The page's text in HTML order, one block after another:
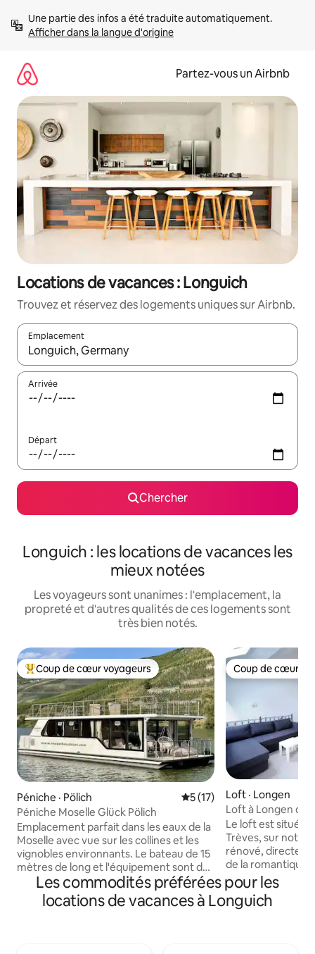
directement
Afficher dans la langue d'origine
Partez-vous un Airbnb
Locations de vacances : Longuich
Trouvez et réservez des logements uniques sur Airbnb.
Emplacement
Quand les résultats sont affichés, parcourez-les en utilisant
Arrivée
Départ
Chercher
Longuich : les locations de vacances les
mieux notées
Les voyageurs sont unanimes : l'emplacement, la
propreté et d'autres qualités de ces logements sont
très bien notés.
Coup de cœur voyageurs parmi les plus aimés
Coup de cœur voyageurs
Péniche · Pölich Note moyenne de 5 sur 5,
5 (17)
Péniche Moselle Glück Pölich
Emplacement parfait dans les eaux de la
Moselle avec vue sur les collines et les
vignobles environnants. Le bateau de 15
mètres de long et l'équipement sont de
très haute qualité. Sur la terrasse sur le
toit de 50 m ² se trouve un grand salon
avec auvent et protection contre les
Coup de cœur
Coup de cœur
Loft · Longen
Loft à Longen
Le loft est situé à
Trèves, sur notre
rénové,
de la romantique Moselle.
et la bonne
hauts plafonds
d'être dans un loft. La salle de bain
Les commodités préférées pour les
locations de vacances à Longuich